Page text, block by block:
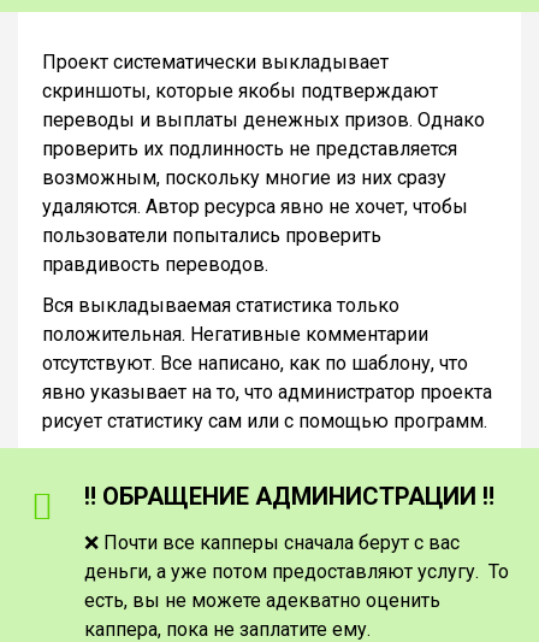
Проект систематически выкладывает
скриншоты, которые якобы подтверждают
переводы и выплаты денежных призов. Однако
проверить их подлинность не представляется
возможным, поскольку многие из них сразу
удаляются. Автор ресурса явно не хочет, чтобы
пользователи попытались проверить
правдивость переводов.
Вся выкладываемая статистика только
положительная. Негативные комментарии
отсутствуют. Все написано, как по шаблону, что
явно указывает на то, что администратор проекта
рисует статистику сам или с помощью программ.
‼️ ОБРАЩЕНИЕ АДМИНИСТРАЦИИ ‼️
❌ Почти все капперы сначала берут с вас
деньги, а уже потом предоставляют услугу. То
есть, вы не можете адекватно оценить
каппера, пока не заплатите ему.